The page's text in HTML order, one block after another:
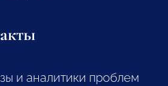
и аналитики проблем